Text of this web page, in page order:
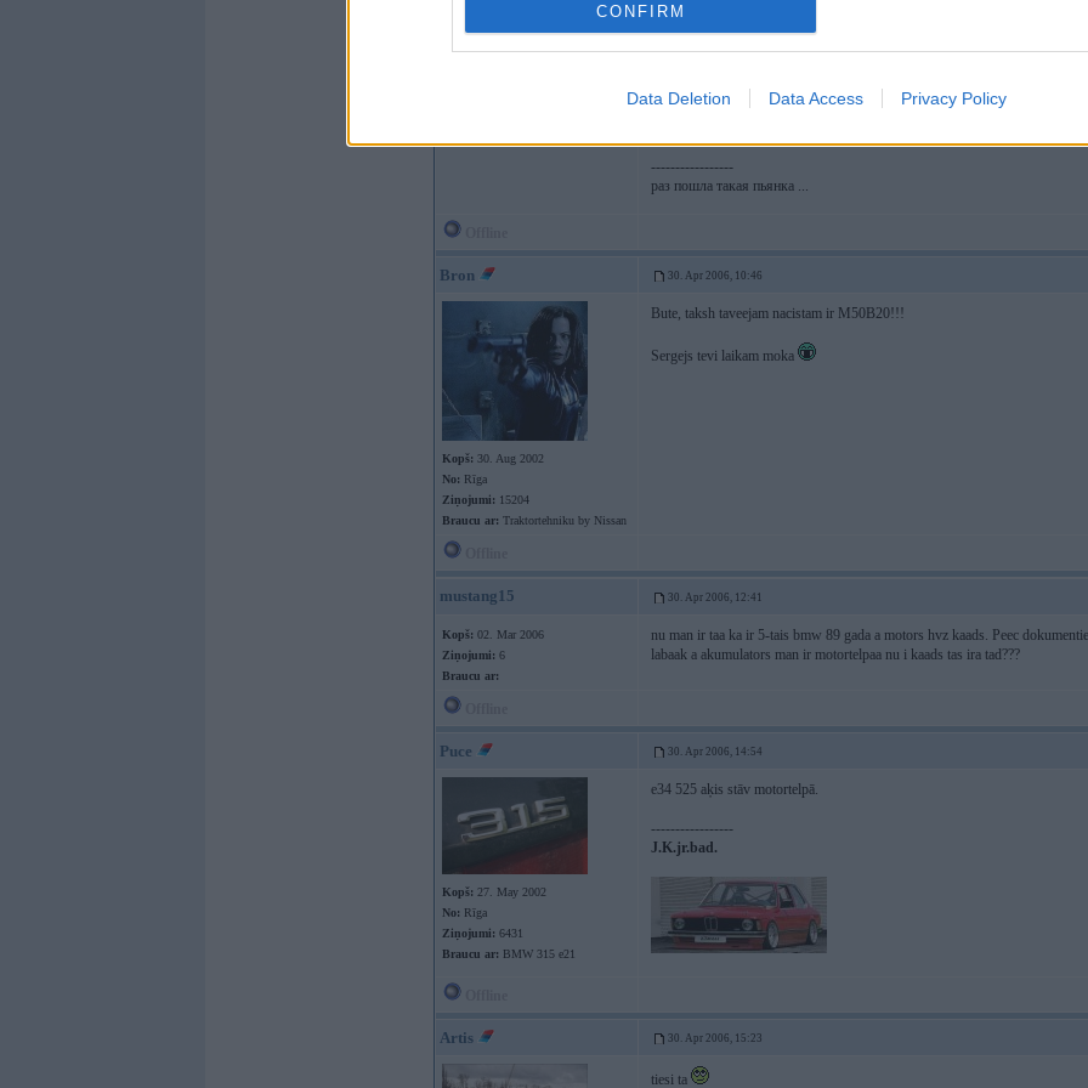
CONFIRM
Data Deletion Data Access Privacy Policy
kreisaja pusee!!!Ir visadas citas stelles drosi vien,bet tagad nevaru
A kaa tu atshkjirsi maneejam, ja akjis vispaar ir zem seedeklja un tosola
-----------------
раз пошла такая пьянка ...
Bron 30. Apr 2006, 10:46
Kopš: 30. Aug 2002
No: Rīga
Ziņojumi: 15204
Braucu ar: Traktortehniku by Nissan
Bute, taksh taveejam nacistam ir M50B20!!!
Sergejs tevi laikam moka
mustang15 30. Apr 2006, 12:41
Kopš: 02. Mar 2006
Ziņojumi: 6
Braucu ar:
nu man ir taa ka ir 5-tais bmw 89 gada a motors hvz kaads. Peec
labaak a akumulators man ir motortelpaa nu i kaads tas ira tad???
Puce 30. Apr 2006, 14:54
Kopš: 27. May 2002
No: Rīga
Ziņojumi: 6431
Braucu ar: BMW 315 e21
e34 525 aķis stāv motortelpā.
-----------------
J.K.jr.bad.
Artis 30. Apr 2006, 15:23
tiesi ta